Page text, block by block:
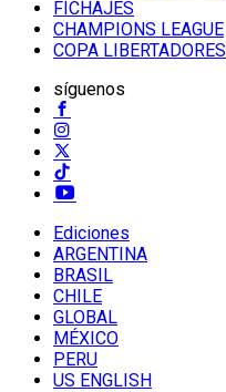
FICHAJES
CHAMPIONS LEAGUE
COPA LIBERTADORES
síguenos
Ediciones
ARGENTINA
BRASIL
CHILE
GLOBAL
MÉXICO
PERU
US ENGLISH